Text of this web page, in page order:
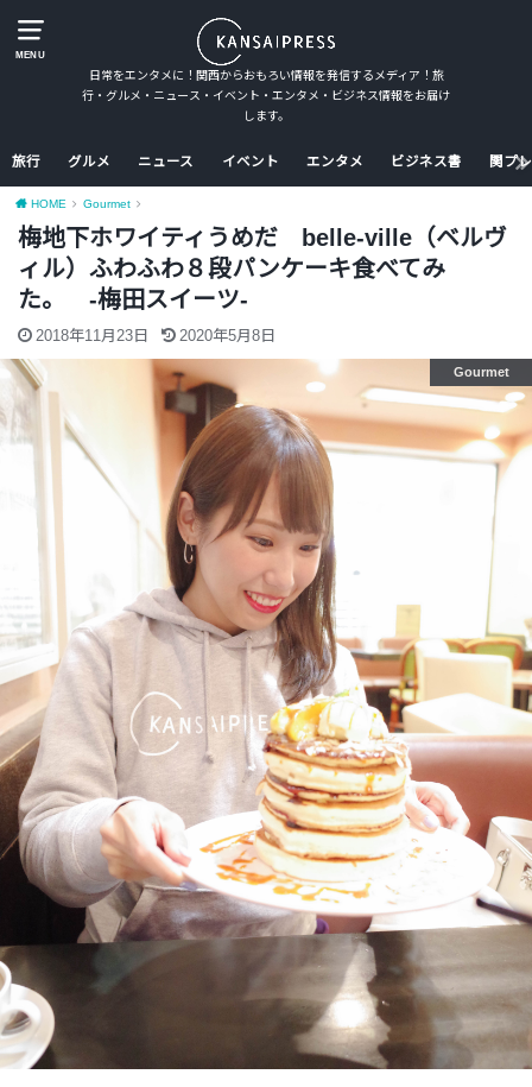
MENU
日常をエンタメに！関西からおもろい情報を発信するメディア！旅
行・グルメ・ニュース・イベント・エンタメ・ビジネス情報をお届け
します。
旅行 グルメ ニュース イベント エンタメ ビジネス書 関プ
HOME Gourmet
梅地下ホワイティうめだ belle-ville（ベルヴ
ィル）ふわふわ８段パンケーキ食べてみ
た。 -梅田スイーツ-
2018年11月23日 2020年5月8日
Gourmet